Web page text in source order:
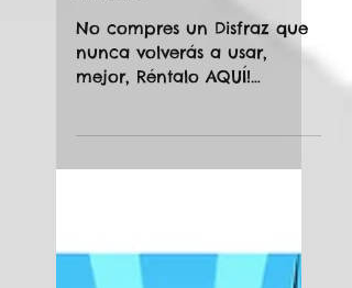
HOMBRES
No compres un Disfraz que
nunca volverás a usar,
Diviertete como cuando eras